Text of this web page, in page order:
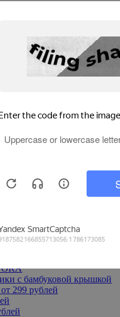
до -50%
по промокоду
до -70%
доставкой
с бамбуковой крышкой
299 рублей